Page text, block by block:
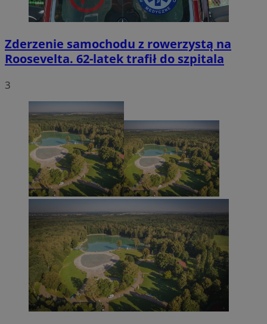
Zderzenie samochodu z rowerzystą na
Roosevelta. 62-latek trafił do szpitala
3